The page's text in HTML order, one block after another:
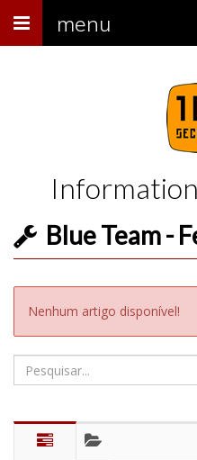
Menu menu
Blue Team -
Nenhum artigo disponível!